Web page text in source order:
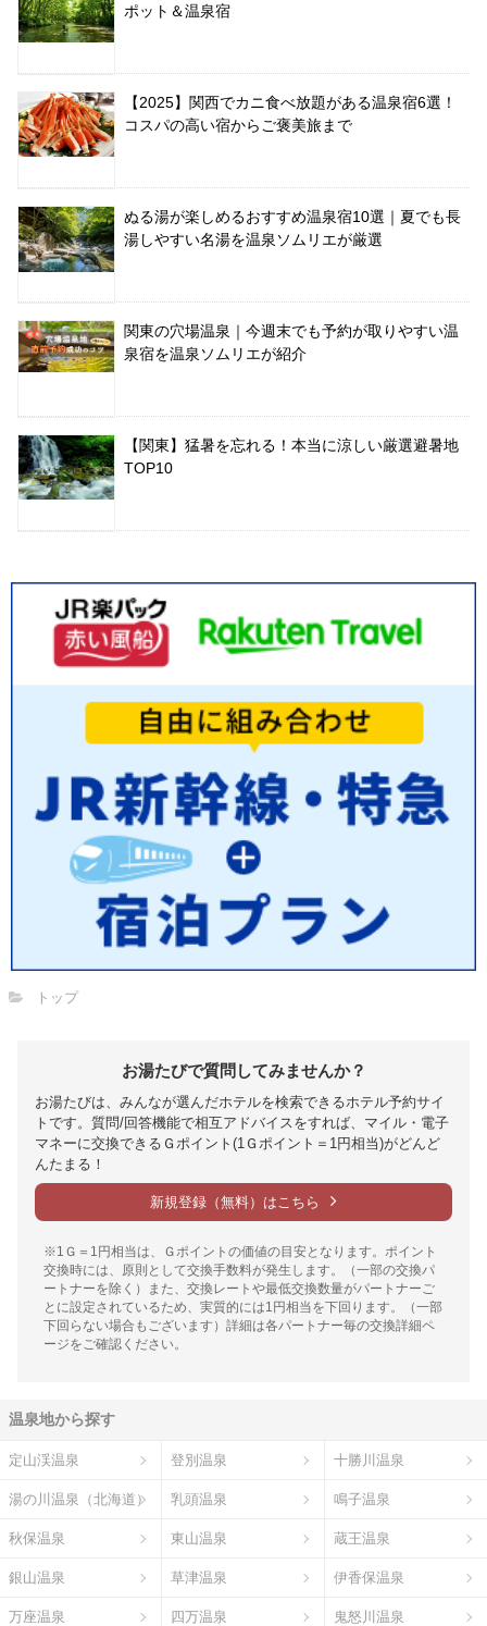
ポット＆温泉宿
【2025】関西でカニ食べ放題がある温泉宿6選！
コスパの高い宿からご褒美旅まで
ぬる湯が楽しめるおすすめ温泉宿10選｜夏でも長
湯しやすい名湯を温泉ソムリエが厳選
関東の穴場温泉｜今週末でも予約が取りやすい温
泉宿を温泉ソムリエが紹介
【関東】猛暑を忘れる！本当に涼しい厳選避暑地
TOP10
トップ
お湯たびで質問してみませんか？
お湯たびは、みんなが選んだホテルを検索できるホテル予約サイ
トです。質問/回答機能で相互アドバイスをすれば、マイル・電子
マネーに交換できるＧポイント(1Ｇポイント＝1円相当)がどんど
んたまる！
新規登録（無料）はこちら
※1Ｇ＝1円相当は、Ｇポイントの価値の目安となります。ポイント
交換時には、原則として交換手数料が発生します。（一部の交換パ
ートナーを除く）また、交換レートや最低交換数量がパートナーご
とに設定されているため、実質的には1円相当を下回ります。（一部
下回らない場合もございます）詳細は各パートナー毎の交換詳細ペ
ージをご確認ください。
温泉地から探す
定山渓温泉 登別温泉 十勝川温泉
湯の川温泉（北海道） 乳頭温泉 鳴子温泉
秋保温泉 東山温泉 蔵王温泉
銀山温泉 草津温泉 伊香保温泉
万座温泉 四万温泉 鬼怒川温泉